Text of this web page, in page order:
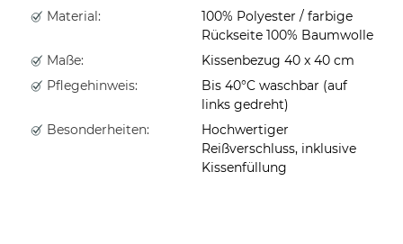
Material:
100% Polyester / farbige
Rückseite 100% Baumwolle
Maße:
Kissenbezug 40 x 40 cm
Pflegehinweis:
Bis 40°C waschbar (auf
links gedreht)
Besonderheiten:
Hochwertiger
Reißverschluss, inklusive
Kissenfüllung